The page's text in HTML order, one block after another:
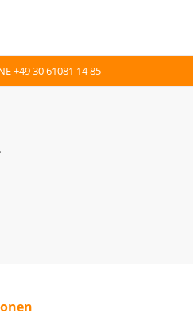
+49 30 61081 14 85